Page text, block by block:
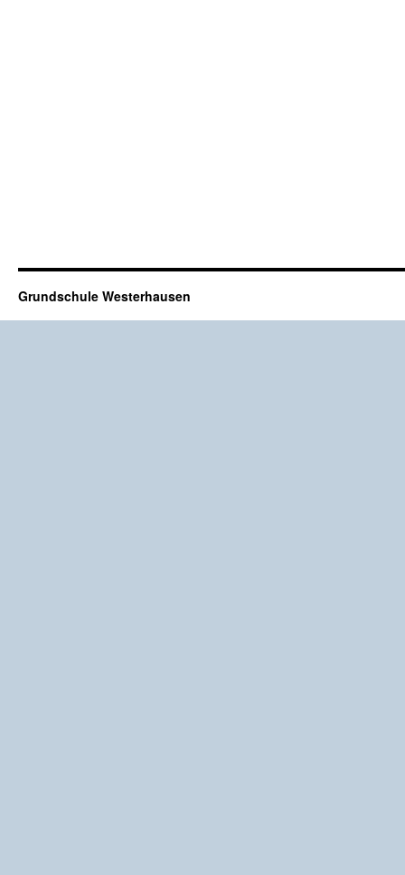
Grundschule Westerhausen